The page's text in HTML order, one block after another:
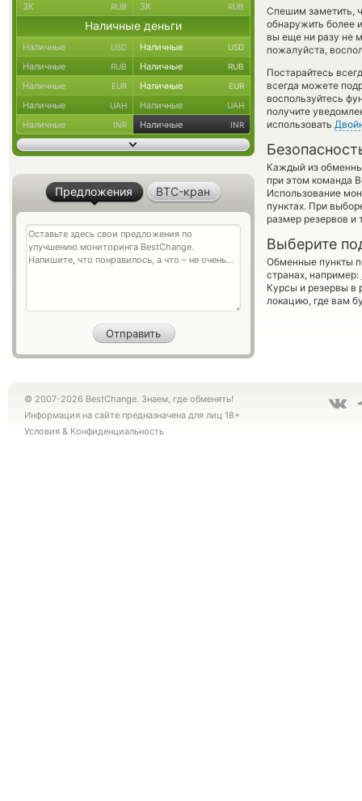
Спешим заметить,
обнаружить более
вы еще ни разу не
пожалуйста,
Постарайтесь
всегда можете
воспользуйтесь
получите
использовать
Каждый из
при этом команда
Использование
пунктах. При
размер резервов и
Выберите
Обменные пункты
странах, например:
Курсы и резервы в
локацию, где вам
ЗК RUB ЗК RUB
Наличные деньги
Наличные USD Наличные USD
Наличные RUB Наличные RUB
Наличные EUR Наличные EUR
Наличные UAH Наличные UAH
Наличные INR Наличные INR
Предложения BTC-кран
© 2007-2026 BestChange. Знаем, где обменять!
Информация на сайте предназначена для лиц 18+
Условия & Конфиденциальность